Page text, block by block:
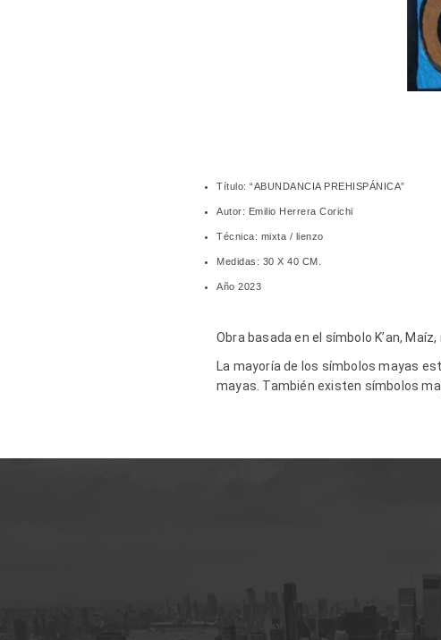
Título: “ABUNDANCIA PREHISPÁNICA”
Autor: Emilio Herrera Corichi
Técnica: mixta / lienzo
Medidas: 30 X 40 CM.
Año 2023
Obra basada en el símbolo K’an,
La mayoría de los símbolos mayas
mayas. También existen símbolos